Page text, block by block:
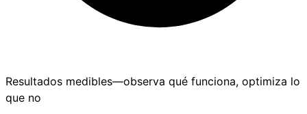
Resultados medibles—observa qué funciona, optimiza lo
que no